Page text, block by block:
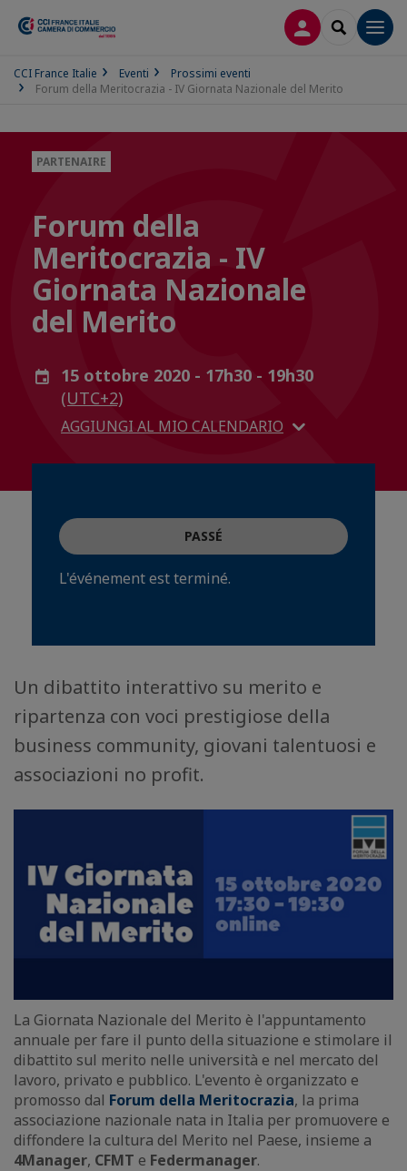
LOG INSEARCH
CCI France Italie Eventi
Prossimi eventi
Forum della Meritocrazia - IV Giornata Nazionale del Merito
PARTENAIRE
Forum della
Meritocrazia - IV
Giornata Nazionale
del Merito
15 ottobre 2020 - 17h30 - 19h30
(UTC+2)
AGGIUNGI AL MIO CALENDARIO
PASSÉ
L'événement est terminé.
Un dibattito interattivo su merito e
ripartenza con voci prestigiose della
business community, giovani talentuosi e
associazioni no profit.
La Giornata Nazionale del Merito è l'appuntamento
annuale per fare il punto della situazione e stimolare il
dibattito sul merito nelle università e nel mercato del
lavoro, privato e pubblico. L'evento è organizzato e
promosso dal Forum della Meritocrazia, la prima
associazione nazionale nata in Italia per promuovere e
diffondere la cultura del Merito nel Paese, insieme a
4Manager, CFMT e Federmanager.